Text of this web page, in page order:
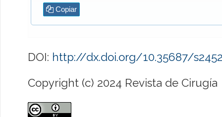
Copiar
DOI: http://dx.doi.org/10.35687/
Copyright (c) 2024 Revista de Cirugía